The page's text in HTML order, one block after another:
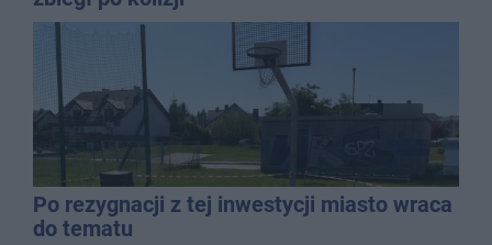
Po rezygnacji z tej inwestycji miasto wraca
do tematu